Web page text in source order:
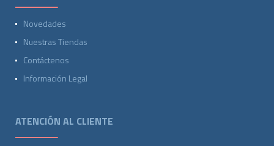
Novedades
Nuestras Tiendas
Contáctenos
Información Legal
ATENCIÓN AL CLIENTE